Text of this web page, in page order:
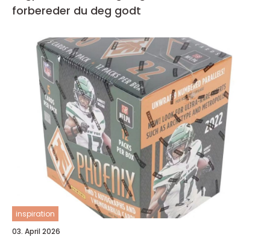
forbereder du deg godt
inspiration
03. April 2026